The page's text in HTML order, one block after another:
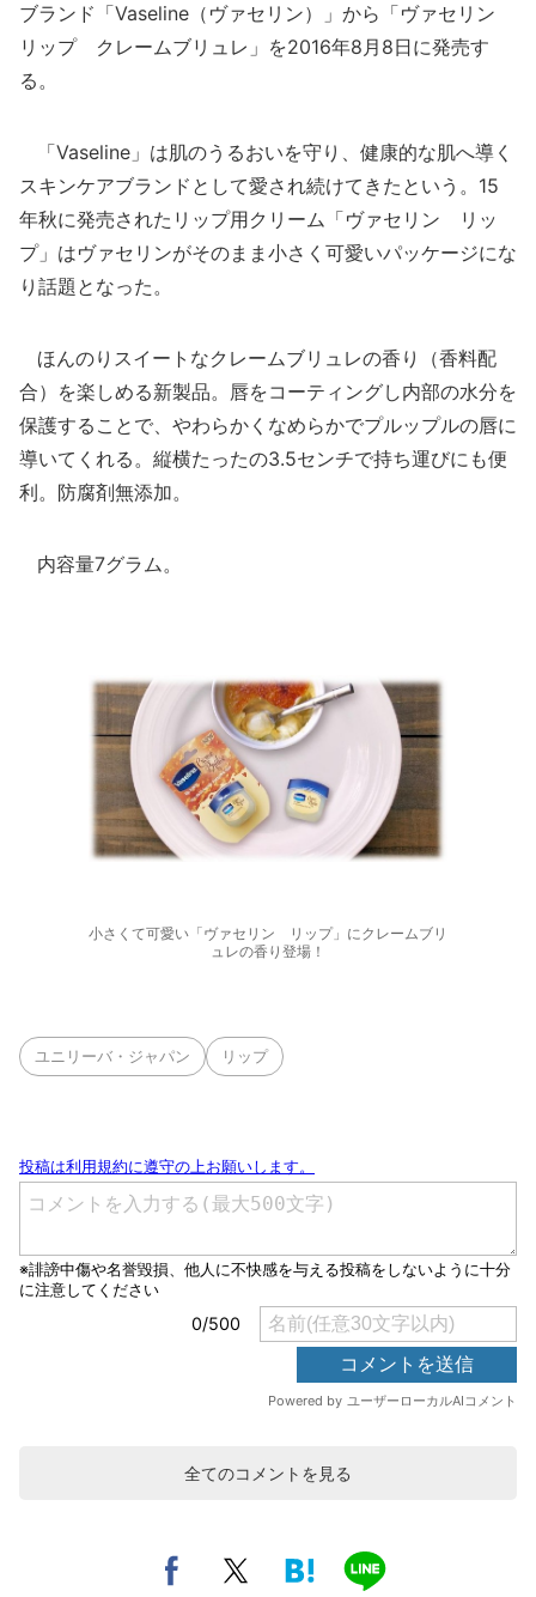
ブランド「Vaseline（ヴァセリン）」から「ヴァセリン
リップ クレームブリュレ」を2016年8月8日に発売す
る。
「Vaseline」は肌のうるおいを守り、健康的な肌へ導く
スキンケアブランドとして愛され続けてきたという。15
年秋に発売されたリップ用クリーム「ヴァセリン リッ
プ」はヴァセリンがそのまま小さく可愛いパッケージにな
り話題となった。
ほんのりスイートなクレームブリュレの香り（香料配
合）を楽しめる新製品。唇をコーティングし内部の水分を
保護することで、やわらかくなめらかでプルップルの唇に
導いてくれる。縦横たったの3.5センチで持ち運びにも便
利。防腐剤無添加。
内容量7グラム。
小さくて可愛い「ヴァセリン リップ」にクレームブリ
ュレの香り登場！
ユニリーバ・ジャパン リップ
全てのコメントを見る